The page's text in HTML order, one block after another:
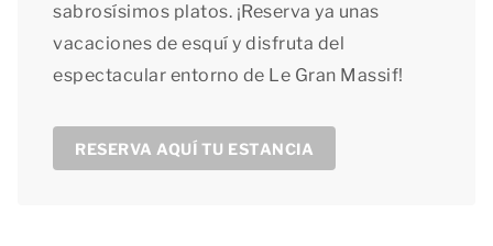
sabrosísimos platos. ¡Reserva ya unas
vacaciones de esquí y disfruta del
espectacular entorno de Le Gran Massif!
RESERVA AQUÍ TU ESTANCIA